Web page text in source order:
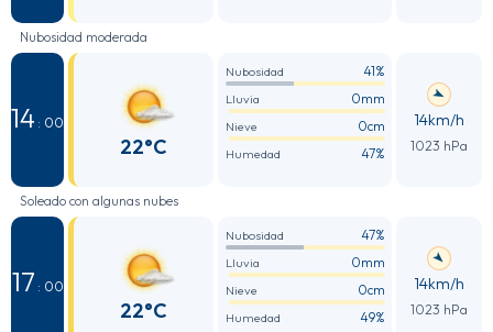
Nubosidad moderada
14 : 00
22°C
Nubosidad 41%
Lluvia 0mm
Nieve 0cm
Humedad 47%
14km/h
1023 hPa
Soleado con algunas nubes
17 : 00
22°C
Nubosidad 47%
Lluvia 0mm
Nieve 0cm
Humedad 49%
14km/h
1023 hPa